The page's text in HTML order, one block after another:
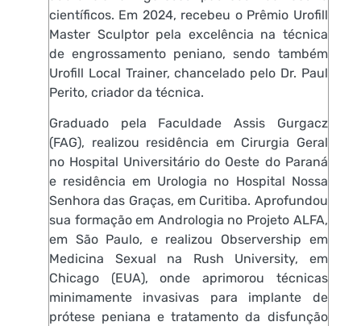
científicos. Em 2024, recebeu o Prêmio Urofill
Master Sculptor pela excelência na técnica
de engrossamento peniano, sendo também
Urofill Local Trainer, chancelado pelo Dr. Paul
Perito, criador da técnica.
Graduado pela Faculdade Assis Gurgacz
(FAG), realizou residência em Cirurgia Geral
no Hospital Universitário do Oeste do Paraná
e residência em Urologia no Hospital Nossa
Senhora das Graças, em Curitiba. Aprofundou
sua formação em Andrologia no Projeto ALFA,
em São Paulo, e realizou Observership em
Medicina Sexual na Rush University, em
Chicago (EUA), onde aprimorou técnicas
minimamente invasivas para implante de
prótese peniana e tratamento da disfunção